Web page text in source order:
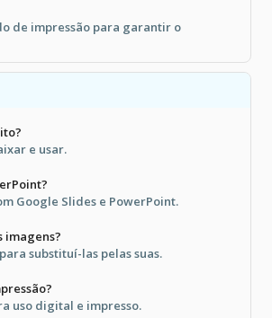
de impressão para garantir o
e usar.
Google Slides e PowerPoint.
imagens?
substituí-las pelas suas.
uso digital e impresso.